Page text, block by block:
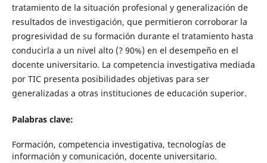
tratamiento de la situación profesional y generalización de
resultados de investigación, que permitieron corroborar la
progresividad de su formación durante el tratamiento hasta
conducirla a un nivel alto (? 90%) en el desempeño en el
docente universitario. La competencia investigativa mediada
por TIC presenta posibilidades objetivas para ser
generalizadas a otras instituciones de educación superior.
Palabras clave:
Formación, competencia investigativa, tecnologías de
información y comunicación, docente universitario.